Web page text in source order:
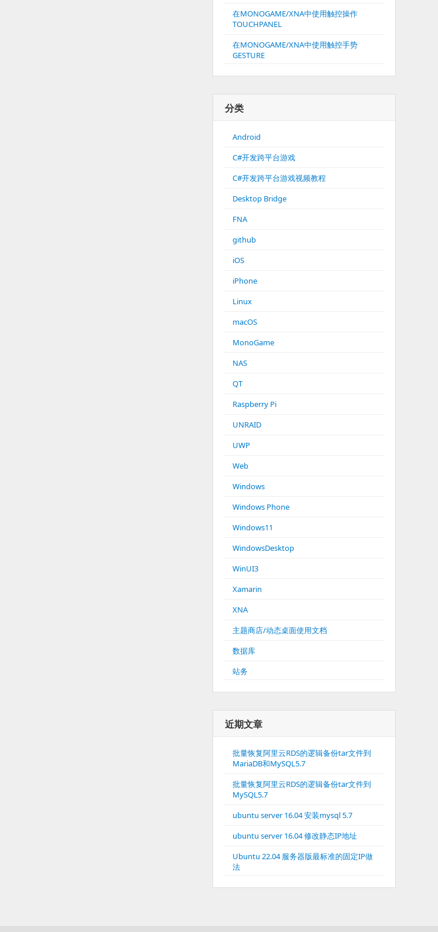
在MONOGAME/XNA中使用触控操作
TOUCHPANEL
在MONOGAME/XNA中使用触控手势
GESTURE
分类
Android
C#开发跨平台游戏
C#开发跨平台游戏视频教程
Desktop Bridge
FNA
github
iOS
iPhone
Linux
macOS
MonoGame
NAS
QT
Raspberry Pi
UNRAID
UWP
Web
Windows
Windows Phone
Windows11
WindowsDesktop
WinUI3
Xamarin
XNA
主题商店/动态桌面使用文档
数据库
站务
近期文章
批量恢复阿里云RDS的逻辑备份tar文件到
MariaDB和MySQL5.7
批量恢复阿里云RDS的逻辑备份tar文件到
MySQL5.7
ubuntu server 16.04 安装mysql 5.7
ubuntu server 16.04 修改静态IP地址
Ubuntu 22.04 服务器版最标准的固定IP做
法